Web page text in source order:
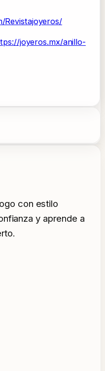
Revistajoyeros/
joyeros.mx/anillo-
con estilo
y aprende a